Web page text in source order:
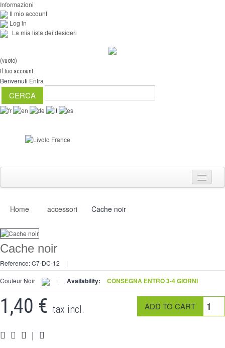
Informazioni
Il mio account
Log in
La mia lista dei desideri
(vuoto)
Il tuo account
Benvenuti Entra
Interruttori
Dimmer
2 modi
accessori
Pièces
Home accessori Cache noir
Cache noir
Reference:C7-DC-12 |
Couleur Noir | Availability: CONSEGNA ENTRO 3-4 GIORNI
1,40 € tax incl.
|